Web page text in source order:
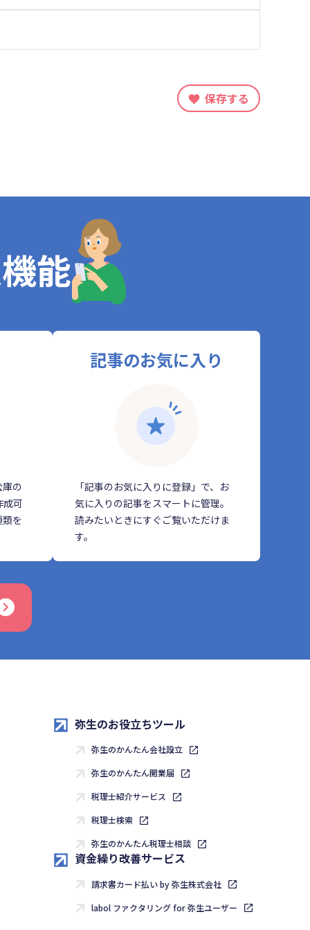
保存する
能
の
成可
を
記事のお気に入り
「記事のお気に入りに登録」で、お
気に入りの記事をスマートに管理。
読みたいときにすぐご覧いただけま
す。
弥生のお役立ちツール
弥生のかんたん会社設立
弥生のかんたん開業届
税理士紹介サービス
税理士検索
弥生のかんたん税理士相談
資金繰り改善サービス
請求書カード払い by 弥生株式会社
labol ファクタリング for 弥生ユーザー